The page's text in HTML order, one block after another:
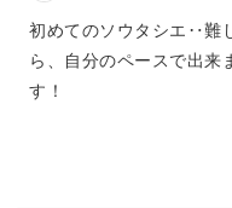
見た目が華やかなソウ
よね。
初めてのソウタシエ‥難
ら、自分のペースで出来
す！